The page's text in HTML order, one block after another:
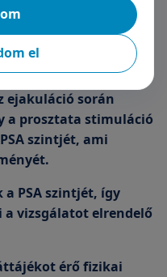
az étel-és
A szexuális
kell a vizsgálatot
ejakuláció során
a prosztata stimuláció
szintjét, ami
PSA szintjét, így
vizsgálatot elrendelő
érő fizikai
el